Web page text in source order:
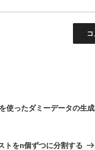
使ったダミーデータの生成
トをn個ずつに分割する